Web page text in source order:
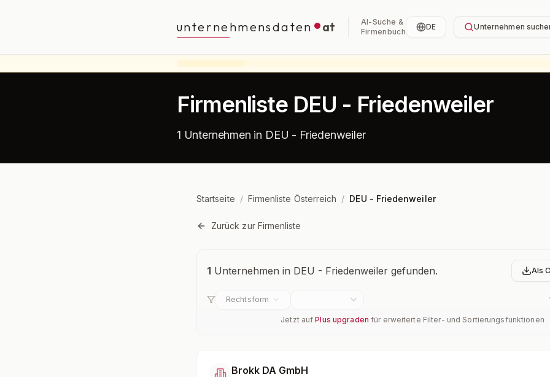
unternehmensdaten at
AI-Suche &
Firmenbuch
DE Unternehmen
Firmenliste DEU - Friedenweiler
1 Unternehmen in DEU - Friedenweiler
Startseite / Firmenliste Österreich / DEU - Friedenweiler
Zurück zur Firmenliste
Unternehmensübersicht
1 Unternehmen in DEU - Friedenweiler gefunden. Als
Rechtsform
Jetzt aufPlus upgraden für erweiterte Filter- und Sortierungsfunktionen
Brokk DA GmbH